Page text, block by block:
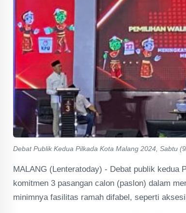
Debat Publik Kedua Pilkada Kota Malang 2024, Sabtu
MALANG (Lenteratoday) - Debat publik kedua
komitmen 3 pasangan calon (paslon) dalam
minimnya fasilitas ramah difabel, seperti